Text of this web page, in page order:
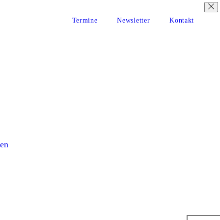
Termine Newsletter Kontakt